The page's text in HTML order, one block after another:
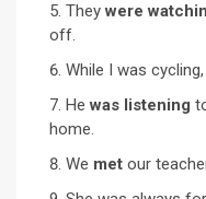
Theywere
off.
While I was cycling, I
Hewas listening
home.
We met our